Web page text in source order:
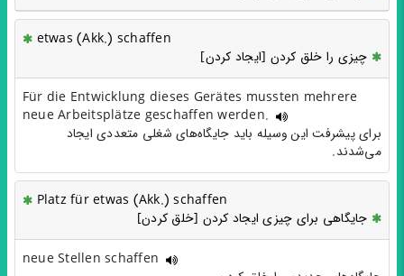
etwas (Akk.) schaffen
چیزی را خلق کردن [ایجاد کردن]
Für die Entwicklung dieses Gerätes mussten mehrere
neue Arbeitsplätze geschaffen werden.
برای پیشرفت این وسیله باید جایگاه‌های شغلی متعددی ایجاد
می‌شدند.
Platz für etwas (Akk.) schaffen
جایگاهی برای چیزی ایجاد کردن [خلق کردن]
neue Stellen schaffen